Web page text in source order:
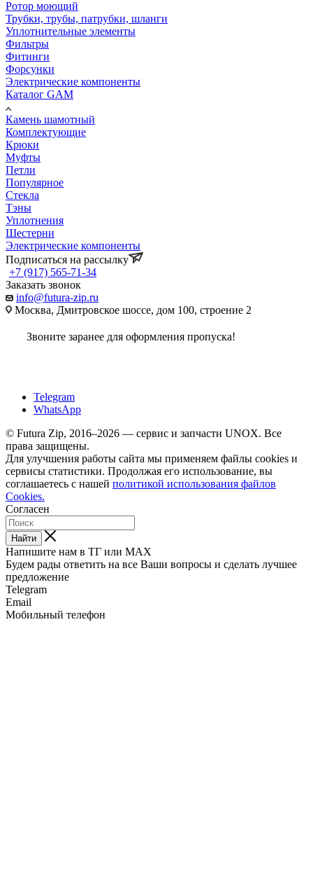
Ротор моющий
Трубки, трубы, патрубки, шланги
Уплотнительные элементы
Фильтры
Фитинги
Форсунки
Электрические компоненты
Каталог GAM
Камень шамотный
Комплектующие
Крюки
Муфты
Петли
Популярное
Стекла
Тэны
Уплотнения
Шестерни
Электрические компоненты
Подписаться на рассылку
+7 (917) 565-71-34
Заказать звонок
info@futura-zip.ru
Москва, Дмитровское шоссе, дом 100, строение 2
Звоните заранее для оформления пропуска!
Telegram
WhatsApp
© Futura Zip, 2016–2026 — сервис и запчасти UNOX. Все
права защищены.
Для улучшения работы сайта мы применяем файлы cookies и
сервисы статистики. Продолжая его использование, вы
соглашаетесь с нашей политикой использования файлов
Cookies.
Согласен
Найти
Напишите нам в ТГ или MAX
Будем рады ответить на все Ваши вопросы и сделать лучшее
предложение
Telegram
Email
Мобильный телефон